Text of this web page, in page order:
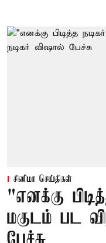
சினிமா செய்திகள்
"எனக்கு
மகுடம் பட